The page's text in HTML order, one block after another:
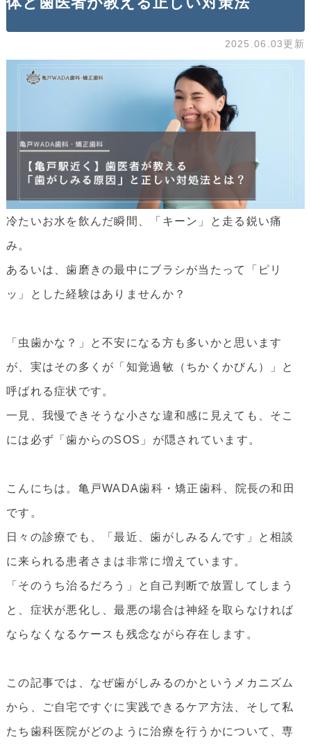
2025.06.03更新
冷たいお水を飲んだ瞬間、「キーン」と走る鋭い痛
み。
あるいは、歯磨きの最中にブラシが当たって「ピリ
ッ」とした経験はありませんか？
「虫歯かな？」と不安になる方も多いかと思います
が、実はその多くが「知覚過敏（ちかくかびん）」と
呼ばれる症状です。
一見、我慢できそうな小さな違和感に見えても、そこ
には必ず「歯からのSOS」が隠されています。
こんにちは。亀戸WADA歯科・矯正歯科、院長の和田
です。
日々の診療でも、「最近、歯がしみるんです」と相談
に来られる患者さまは非常に増えています。
「そのうち治るだろう」と自己判断で放置してしまう
と、症状が悪化し、最悪の場合は神経を取らなければ
ならなくなるケースも残念ながら存在します。
この記事では、なぜ歯がしみるのかというメカニズム
から、ご自宅ですぐに実践できるケア方法、そして私
たち歯科医院がどのように治療を行うかについて、専